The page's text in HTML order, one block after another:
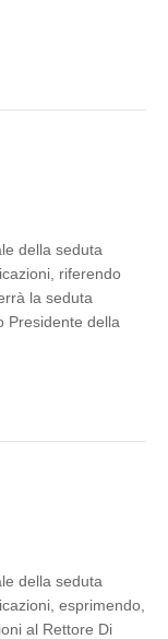
della seduta
riferendo
la seduta
Presidente della
della seduta
esprimendo,
al Rettore Di